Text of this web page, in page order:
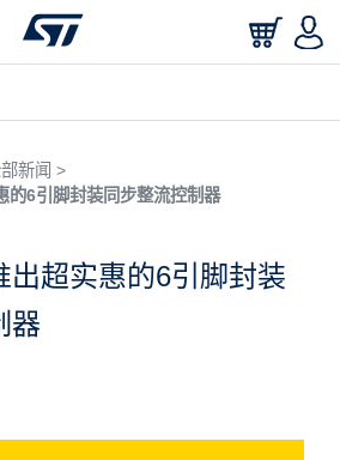
新闻 >
的6引脚封装同步整流控制器
出超实惠的6引脚封装
器